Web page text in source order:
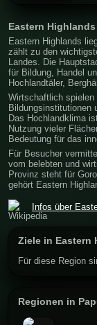
Eastern Highlands
Eastern Highlands
zählt zu den
Landes. Die
für Bildung, Handel
Hochlandtäler,
Wirtschaftlich spielen
Bildungsinstitutionen
Das Hochlandklima
Nutzung vieler
Bedeutung für das
Für Besucher
vom belebten und
Provinz steht für
gehört Eastern
Infos über
Ziele in Eastern
Für diese Region
Regionen in